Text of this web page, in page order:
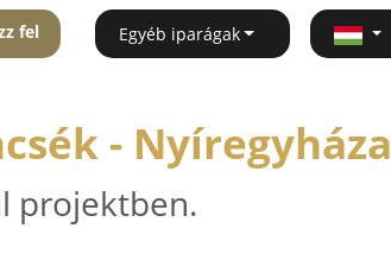
fel Egyéb iparágak
- Nyíregyháza
projektben.